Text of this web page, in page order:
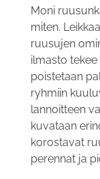
Moni
miten.
ruusujen
ilmasto
poistetaan
ryhmiin
lannoitteen
kuvataan
korostavat
perennat ja